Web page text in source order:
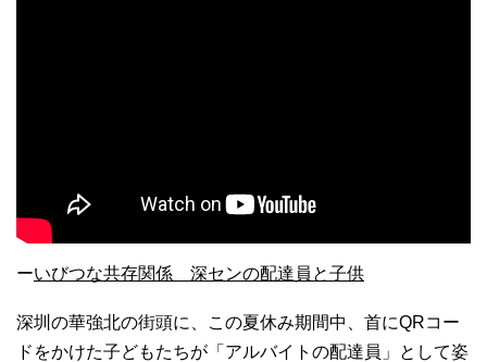
ーいびつな共存関係 深センの配達員と子供
深圳の華強北の街頭に、この夏休み期間中、首にQRコー
ドをかけた子どもたちが「アルバイトの配達員」として姿